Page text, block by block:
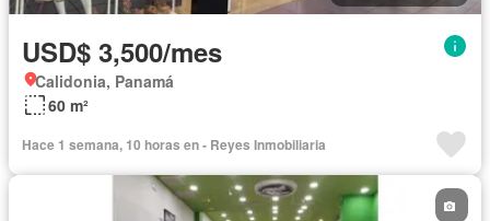
USD$ 3,500/mes
Calidonia, Panamá
60 m²
Hace 1 semana, 10 horas en - Reyes Inmobiliaria